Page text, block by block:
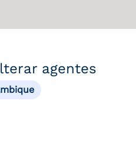
agentes